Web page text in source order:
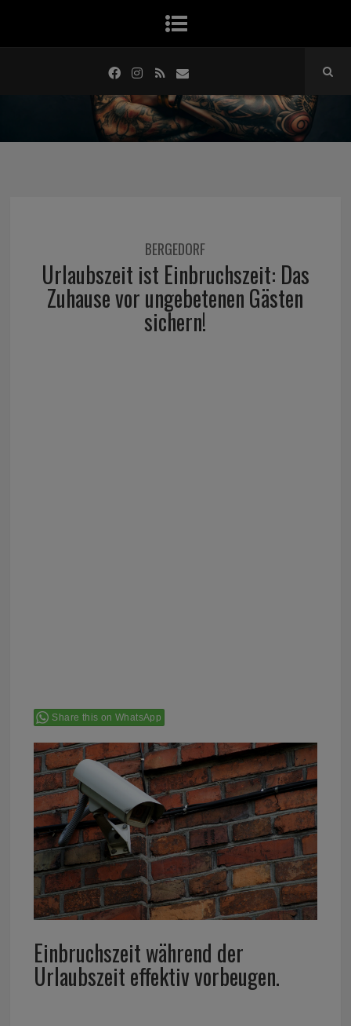
BERGEDORF
Urlaubszeit ist Einbruchszeit: Das
Zuhause vor ungebetenen Gästen
sichern!
Share this on WhatsApp
Einbruchszeit während der
Urlaubszeit effektiv vorbeugen.